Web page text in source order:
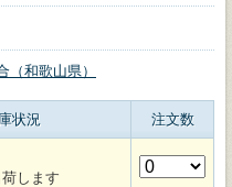
（和歌山県）
状況 注文数
します